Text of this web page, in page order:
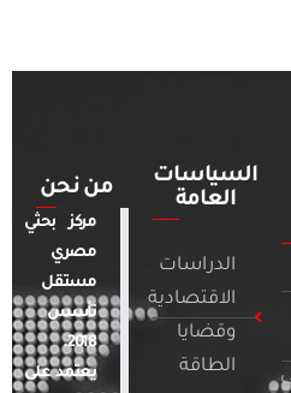
السياسات
العامة
الدراسات
الاقتصادية
وقضايا
الطاقة
من نحن
مركز بحثي
مصري
مستقل
تأسس
2018.
يعتمد على